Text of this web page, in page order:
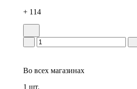
+ 114
Во всех магазинах
1 шт.